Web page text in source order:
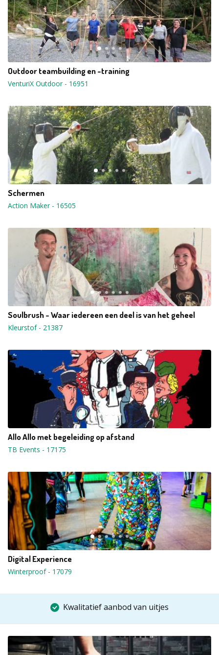
Outdoor teambuilding en -training
VenturiX Outdoor- 16951
Schermen
Action Maker- 16505
Soulbrush - Waar iedereen een deel is van het geheel
Kleurstof- 21387
Allo Allo met begeleiding op afstand
TB Events - 17175
Digital Experience
Winterproof- 17079
Kwalitatief aanbod van uitjes